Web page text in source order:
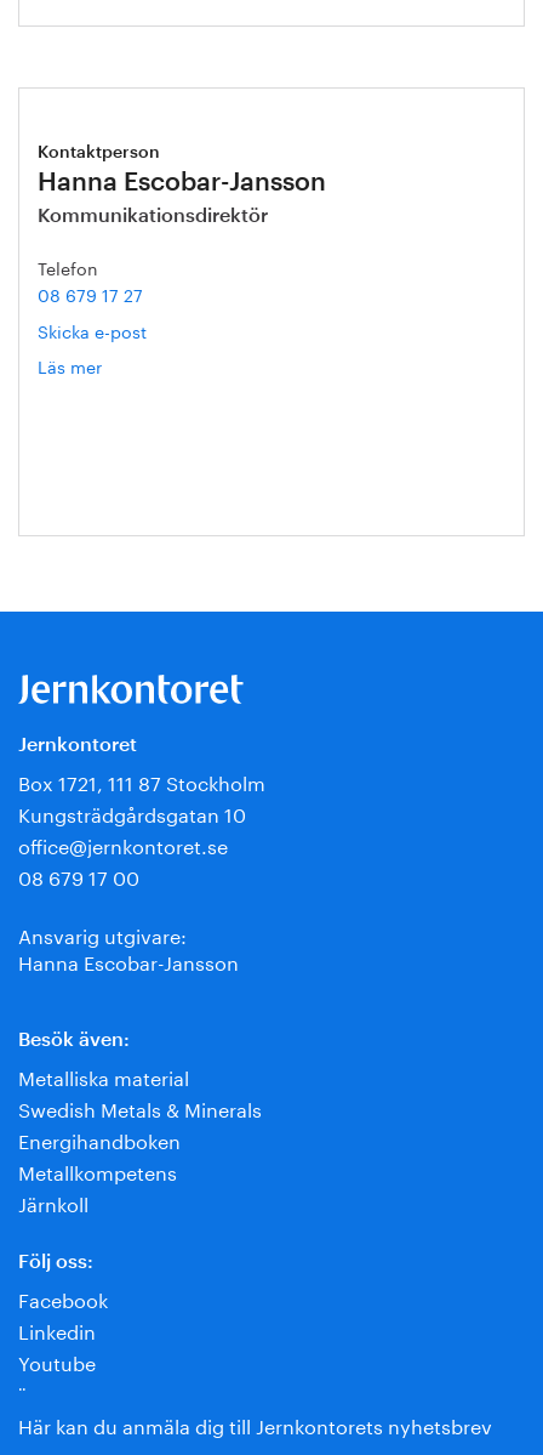
Kontaktperson
Hanna Escobar-Jansson
Kommunikationsdirektör
Telefon
08 679 17 27
Skicka e-post
Läs mer
Jernkontoret
Box 1721, 111 87 Stockholm
Kungsträdgårdsgatan 10
office@jernkontoret.se
08 679 17 00
Ansvarig utgivare:
Hanna Escobar-Jansson
Besök även:
Metalliska material
Swedish Metals & Minerals
Energihandboken
Metallkompetens
Järnkoll
Följ oss:
Facebook
Linkedin
Youtube
¨
Här kan du anmäla dig till Jernkontorets nyhetsbrev